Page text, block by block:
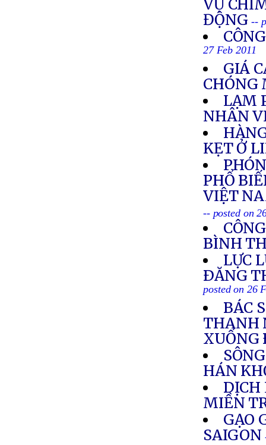
VỤ
ĐỘNG --
27 Feb 2011
GIÁ
CHÓNG
LẠM
NHÂN
KẸT Ở
PHỔ
VIỆT
-- posted on
BÌNH
LỰC
ÐĂNG
posted on 26
BÁC
THANH
XUỐNG
HÁN
DỊCH
MIỀN
GẠO
SAIGON